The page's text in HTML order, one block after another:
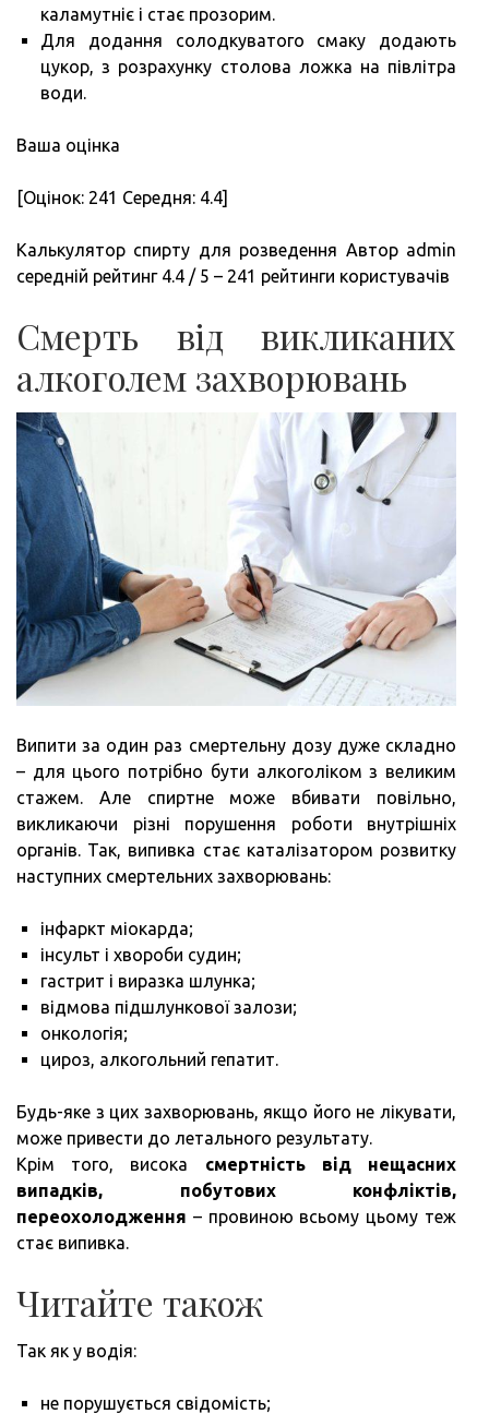
каламутніє і стає прозорим.
Для додання солодкуватого смаку додають
цукор, з розрахунку столова ложка на півлітра
води.
Ваша оцінка
[Оцінок: 241 Середня: 4.4]
Калькулятор спирту для розведення Автор admin
середній рейтинг 4.4 / 5 – 241 рейтинги користувачів
Смерть від викликаних
алкоголем захворювань
Випити за один раз смертельну дозу дуже складно
– для цього потрібно бути алкоголіком з великим
стажем. Але спиртне може вбивати повільно,
викликаючи різні порушення роботи внутрішніх
органів. Так, випивка стає каталізатором розвитку
наступних смертельних захворювань:
інфаркт міокарда;
інсульт і хвороби судин;
гастрит і виразка шлунка;
відмова підшлункової залози;
онкологія;
цироз, алкогольний гепатит.
Будь-яке з цих захворювань, якщо його не лікувати,
може привести до летального результату.
Крім того, висока смертність від нещасних
випадків, побутових конфліктів,
переохолодження – провиною всьому цьому теж
стає випивка.
Читайте також
Так як у водія:
не порушується свідомість;